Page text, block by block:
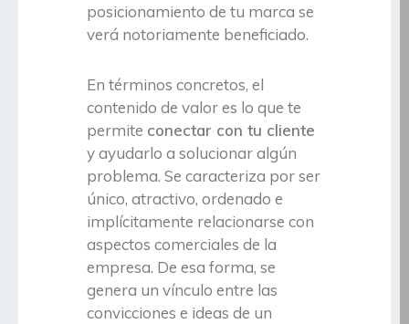
posicionamiento de tu marca se
verá notoriamente beneficiado.
En términos concretos, el
contenido de valor es lo que te
permite conectar con tu cliente
y ayudarlo a solucionar algún
problema. Se caracteriza por ser
único, atractivo, ordenado e
implícitamente relacionarse con
aspectos comerciales de la
empresa. De esa forma, se
genera un vínculo entre las
convicciones e ideas de un